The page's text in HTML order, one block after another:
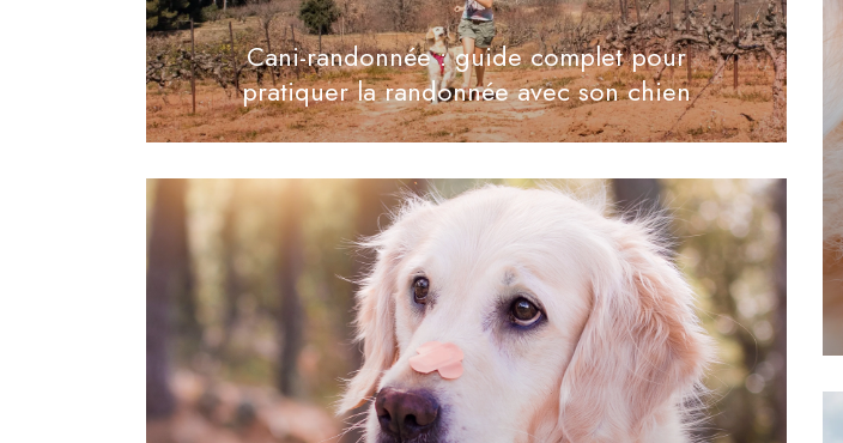
Cani-randonnée : guide complet pour
pratiquer la randonnée avec son chien